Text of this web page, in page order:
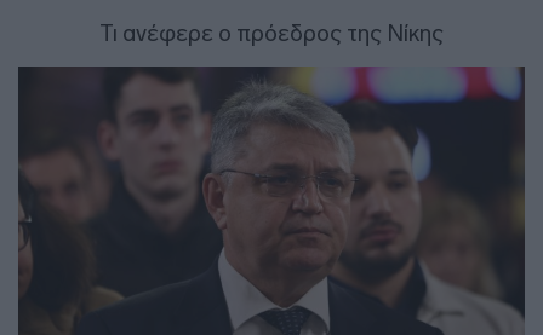
Τι ανέφερε ο πρόεδρος της Νίκης